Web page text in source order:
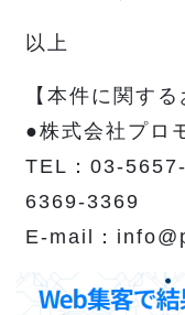
以上
【本件に関す
●株式会社プ
TEL：03-
6369-3369
E-mail：